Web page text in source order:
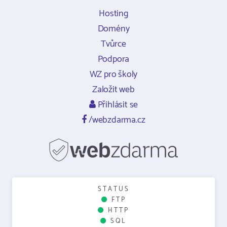
Hosting
Domény
Tvůrce
Podpora
WZ pro školy
Založit web
Přihlásit se
/webzdarma.cz
STATUS
FTP
HTTP
SQL